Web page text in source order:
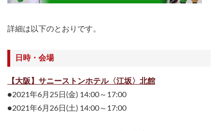
詳細は以下のとおりです。
日時・会場
【大阪】サニーストンホテル〈江坂〉北館
●2021年6月25日(金) 14:00～17:00
●2021年6月26日(土) 14:00～17:00